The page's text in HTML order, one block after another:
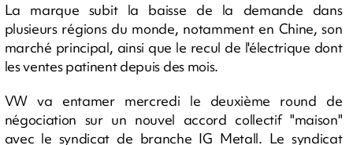
La marque subit la baisse de la demande dans
plusieurs régions du monde, notamment en Chine, son
marché principal, ainsi que le recul de l'électrique dont
les ventes patinent depuis des mois.
VW va entamer mercredi le deuxième round de
négociation sur un nouvel accord collectif "maison"
avec le syndicat de branche IG Metall. Le syndicat